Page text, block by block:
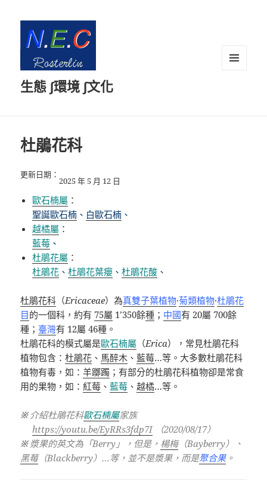
生態 ∫環境 ∫文化
杜鵑花科
更新日期：
2025 年 5 月 12 日
歐石楠屬 ：
聖誕歐石楠 、 白歐石楠 、
越橘屬 ：
藍莓 、
杜鵑花屬 ：
杜鵑花 、杜鵑花葉癭 、杜鵑花酸 、
杜鵑花科 （Ericaceae）為真雙子葉植物·菊類植物·杜鵑花
目的一個科，約有 75屬 1’350餘種 ； 中國有 20屬 700餘
種； 臺灣有 12屬 46種。
杜鵑花科的模式屬是歐石楠屬 （Erica），常見杜鵑花科
植物包含：杜鵑花 、 馬醉木 、藍莓…等。大多數杜鵑花科
植物有毒，如：羊躑躅 ；有部分的杜鵑花科植物卻是常食
用的果物，如 ：紅莓 、藍莓 、越橘…等。
※介紹杜鵑花科歐石楠屬家族
https://youtu.be/EyRRs3fdp7I
（2020/08/17）
※ 漿果的英文為「Berry 」，但是， 楊梅（Bayberry）、
黑莓（Blackberry）…等，並不是漿果，而是聚合果。